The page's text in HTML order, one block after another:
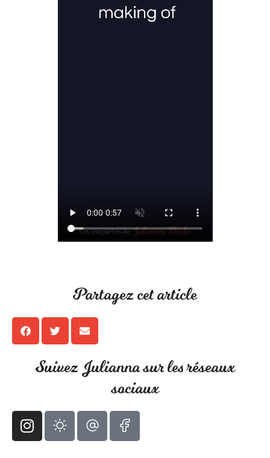
Partagez cet article
Suivez Julianna sur les réseaux
sociaux